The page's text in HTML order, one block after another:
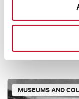
APENNINES < 20 KM
MUSEUMS AND